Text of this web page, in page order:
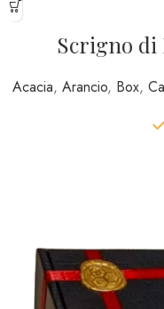
Scrigno di
Acacia, Arancio, Box,